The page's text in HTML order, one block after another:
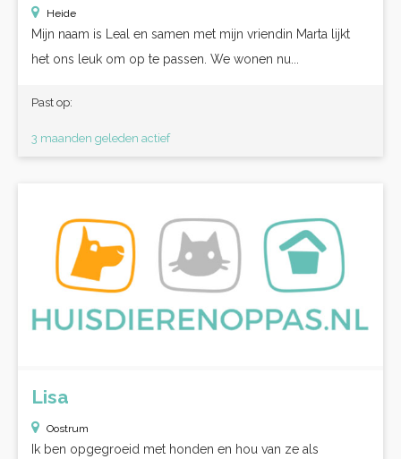
Heide
Mijn naam is Leal en samen met mijn vriendin Marta lijkt
het ons leuk om op te passen. We wonen nu...
Past op:
3 maanden geleden actief
Lisa
Oostrum
Ik ben opgegroeid met honden en hou van ze als